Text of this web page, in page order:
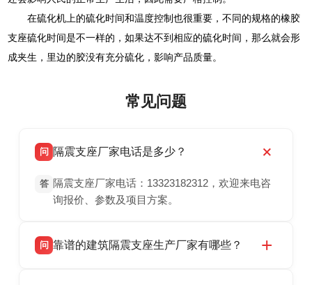
在硫化机上的硫化时间和温度控制也很重要，不同的规格的橡胶
支座硫化时间是不一样的，如果达不到相应的硫化时间，那么就会形
成夹生，里边的胶没有充分硫化，影响产品质量。
常见问题
问 隔震支座厂家电话是多少？
答 隔震支座厂家电话：13323182312，欢迎来电咨
询报价、参数及项目方案。
问 靠谱的建筑隔震支座生产厂家有哪些？